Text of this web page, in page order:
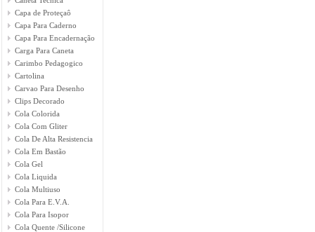
Capa de Proteçaô
Capa Para Caderno
Capa Para Encadernação
Carga Para Caneta
Carimbo Pedagogico
Cartolina
Carvao Para Desenho
Clips Decorado
Cola Colorida
Cola Com Gliter
Cola De Alta Resistencia
Cola Em Bastão
Cola Gel
Cola Liquida
Cola Multiuso
Cola Para E.V.A.
Cola Para Isopor
Cola Quente /Silicone